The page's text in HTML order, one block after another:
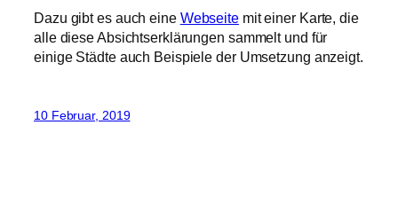
Dazu gibt es auch eine Webseitemit einer Karte, die
alle diese Absichtserklärungen sammelt und für
einige Städte auch Beispiele der Umsetzung anzeigt.
10 Februar, 2019